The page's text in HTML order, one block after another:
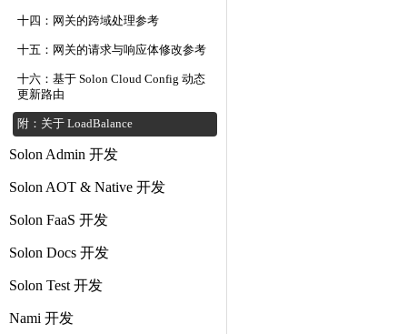
十四：网关的跨域处理参考
十五：网关的请求与响应体修改参考
十六：基于 Solon Cloud Config 动态
更新路由
附：关于 LoadBalance
Solon Admin 开发
Solon AOT & Native 开发
Solon FaaS 开发
Solon Docs 开发
Solon Test 开发
Nami 开发